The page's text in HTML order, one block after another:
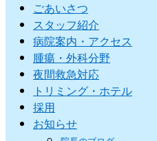
ごあいさつ
スタッフ紹介
病院案内・アクセス
腫瘍・外科分野
夜間救急対応
トリミング・ホテル
採用
お知らせ